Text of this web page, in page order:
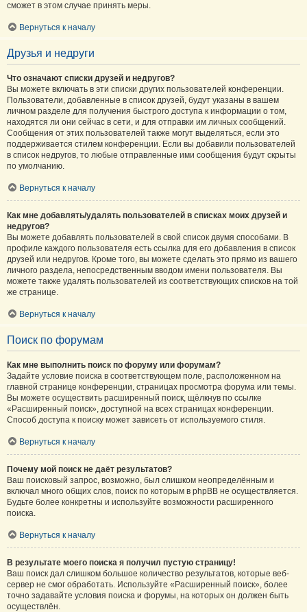
сможет в этом случае принять меры.
Вернуться к началу
Друзья и недруги
Что означают списки друзей и недругов?
Вы можете включать в эти списки других пользователей конференции.
Пользователи, добавленные в список друзей, будут указаны в вашем
личном разделе для получения быстрого доступа к информации о том,
находятся ли они сейчас в сети, и для отправки им личных сообщений.
Сообщения от этих пользователей также могут выделяться, если это
поддерживается стилем конференции. Если вы добавили пользователей
в список недругов, то любые отправленные ими сообщения будут скрыты
по умолчанию.
Вернуться к началу
Как мне добавлять/удалять пользователей в списках моих друзей и
недругов?
Вы можете добавлять пользователей в свой список двумя способами. В
профиле каждого пользователя есть ссылка для его добавления в список
друзей или недругов. Кроме того, вы можете сделать это прямо из вашего
личного раздела, непосредственным вводом имени пользователя. Вы
можете также удалять пользователей из соответствующих списков на той
же странице.
Вернуться к началу
Поиск по форумам
Как мне выполнить поиск по форуму или форумам?
Задайте условие поиска в соответствующем поле, расположенном на
главной странице конференции, страницах просмотра форума или темы.
Вы можете осуществить расширенный поиск, щёлкнув по ссылке
«Расширенный поиск», доступной на всех страницах конференции.
Способ доступа к поиску может зависеть от используемого стиля.
Вернуться к началу
Почему мой поиск не даёт результатов?
Ваш поисковый запрос, возможно, был слишком неопределённым и
включал много общих слов, поиск по которым в phpBB не осуществляется.
Будьте более конкретны и используйте возможности расширенного
поиска.
Вернуться к началу
В результате моего поиска я получил пустую страницу!
Ваш поиск дал слишком большое количество результатов, которые веб-
сервер не смог обработать. Используйте «Расширенный поиск», более
точно задавайте условия поиска и форумы, на которых он должен быть
осуществлён.